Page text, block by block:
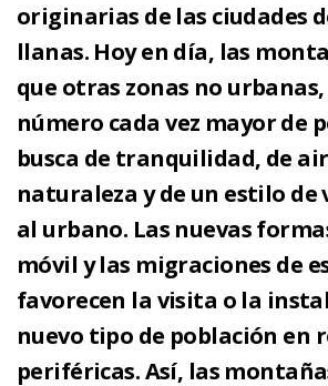
originarias de las ciudades
llanas. Hoy en día, las
que otras zonas no
número cada vez mayor de
busca de tranquilidad, de
naturaleza y de un estilo
al urbano. Las nuevas
móvil y las migraciones de
favorecen la visita o la
nuevo tipo de población en
periféricas. Así, las